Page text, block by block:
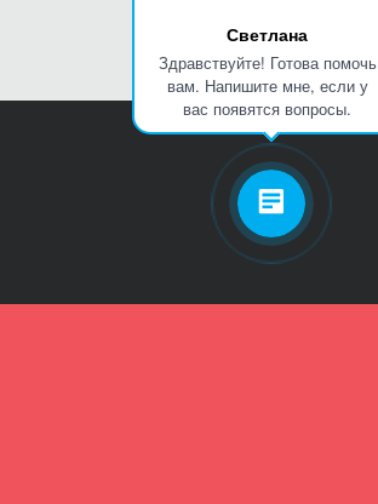
Светлана
Здравствуйте! Готова помочь
вам. Напишите мне, если у
вас появятся вопросы.